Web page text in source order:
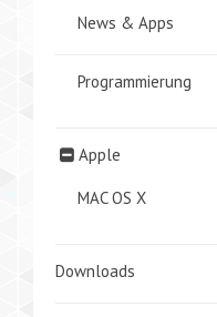
News & Apps
Programmierung
Apple
MAC OS X
Downloads